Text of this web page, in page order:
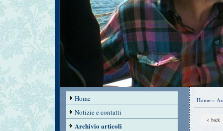
Home »
< back
Home
Notizie e contatti
Archivio articoli